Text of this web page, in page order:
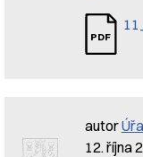
autor
12. října